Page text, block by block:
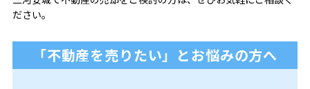
ださい。
「不動産を売りたい」とお悩みの方へ